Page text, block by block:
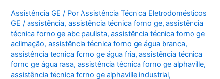
Assistência GE / PorAssistência Técnica Eletrodomésticos
GE/assistência,assistência técnica forno ge,assistência
técnica forno ge abc paulista,assistência técnica forno ge
aclimação,assistência técnica forno ge água branca,
assistência técnica forno ge água fria,assistência técnica
forno ge água rasa,assistência técnica forno ge alphaville,
assistência técnica forno ge alphaville industrial,